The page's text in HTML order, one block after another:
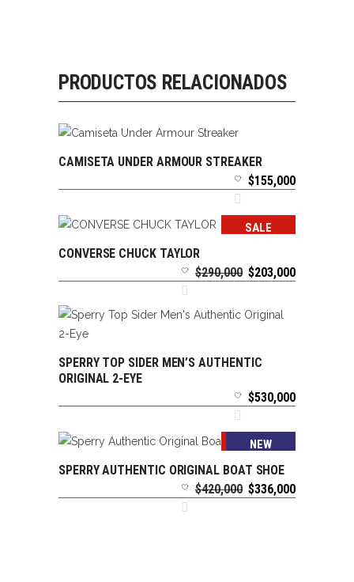
PRODUCTOS RELACIONADOS
SELECCIONAR OPCIONES
CAMISETA UNDER ARMOUR STREAKER
$155,000
SALE
SELECCIONAR OPCIONES
CONVERSE CHUCK TAYLOR
$290,000 El
era:
$203,000El
SELECCIONAR OPCIONES
SPERRY TOP SIDER MEN’S AUTHENTIC
ORIGINAL 2-EYE
$530,000
SALE
NEW
SELECCIONAR OPCIONES
SPERRY AUTHENTIC ORIGINAL BOAT SHOE
$420,000 El
$336,000El